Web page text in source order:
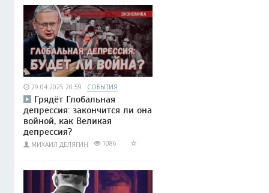
29.04.2025 20:59 СОБЫТИЯ
Грядёт Глобальная
депрессия: закончится ли она
войной, как Великая
депрессия?
МИХАИЛ ДЕЛЯГИН 1086